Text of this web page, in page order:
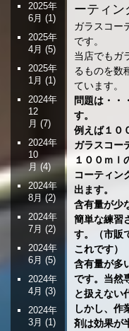
ーティン
ガラスコー
です。
当店でもガ
るものを数
ています。
問題は・・
す。
例えば１０
ガラスコー
１００ｍｌ
コーティン
出ます。
含有量が少
簡単な練習
す。（市販
これです）
含有量が多
です。当然
と扱えない
しかし、作
剤は効果が
2025年
6月 (1)
2025年
4月 (5)
2025年
1月 (1)
2024年
12
月 (7)
2024年
10
月(4)
2024年
8月 (2)
2024年
7月 (2)
2024年
6月 (5)
2024年
4月 (3)
2024年
3月 (1)